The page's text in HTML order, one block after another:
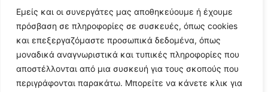
Εμείς και οι συνεργάτες μας αποθηκεύουμε ή έχουμε
πρόσβαση σε πληροφορίες σε συσκευές, όπως cookies
και επεξεργαζόμαστε προσωπικά δεδομένα, όπως
μοναδικά αναγνωριστικά και τυπικές πληροφορίες που
αποστέλλονται από μια συσκευή για τους σκοπούς που
περιγράφονται παρακάτω. Μπορείτε να κάνετε κλικ για